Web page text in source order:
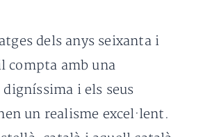
dels anys seixanta i
compta amb una
i els seus
un realisme excel·lent.